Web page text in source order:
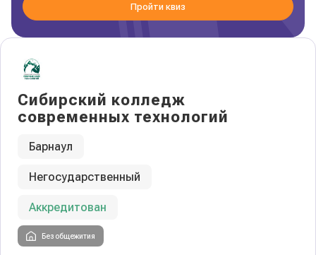
Сибирский колледж
современных технологий
Барнаул
Негосударственный
Аккредитован
Без общежития
Пройти квиз